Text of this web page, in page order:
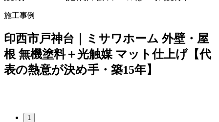
施工事例
印西市戸神台｜ミサワホーム 外壁・屋
根 無機塗料＋光触媒 マット仕上げ【代
表の熱意が決め手・築15年】
1